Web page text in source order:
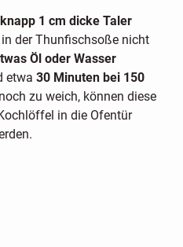
knapp 1 cm dicke Taler
der Thunfischsoße nicht
Öl oder Wasser
etwa 30 Minuten bei 150
zu weich, können diese
in die Ofentür